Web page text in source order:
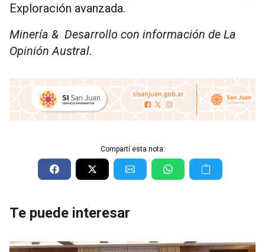
Exploración avanzada.
Minería & Desarrollo con información de La
Opinión Austral.
Compartí esta nota:
Te puede interesar